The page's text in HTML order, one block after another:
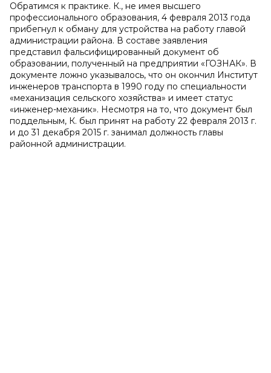
Обратимся к практике. К., не имея высшего
профессионального образования, 4 февраля 2013 года
прибегнул к обману для устройства на работу главой
администрации района. В составе заявления
представил фальсифицированный документ об
образовании, полученный на предприятии «ГОЗНАК». В
документе ложно указывалось, что он окончил Институт
инженеров транспорта в 1990 году по специальности
«механизация сельского хозяйства» и имеет статус
«инженер-механик». Несмотря на то, что документ был
поддельным, К. был принят на работу 22 февраля 2013 г.
и до 31 декабря 2015 г. занимал должность главы
районной администрации.